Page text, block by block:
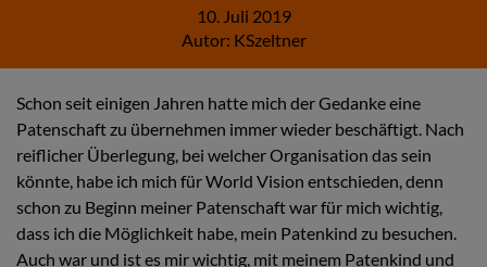
10. Juli 2019
Autor: KSzeltner
Schon seit einigen Jahren hatte mich der Gedanke eine
Patenschaft zu übernehmen immer wieder beschäftigt. Nach
reiflicher Überlegung, bei welcher Organisation das sein
könnte, habe ich mich für World Vision entschieden, denn
schon zu Beginn meiner Patenschaft war für mich wichtig,
dass ich die Möglichkeit habe, mein Patenkind zu besuchen.
Auch war und ist es mir wichtig, mit meinem Patenkind und